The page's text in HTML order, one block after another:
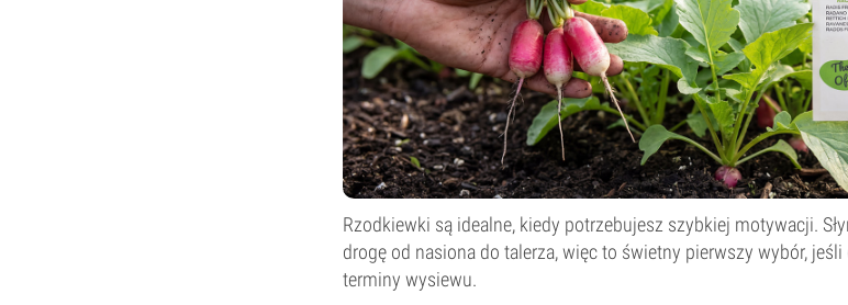
Rzodkiewki są idealne, kiedy potrzebujesz szybkiej motywacji.
drogę od nasiona do talerza, więc to świetny pierwszy wybór,
terminy wysiewu.